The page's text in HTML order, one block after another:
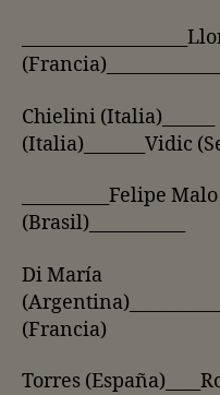
Chielini
(Italia)_______Vidic
__________Felipe
(Brasil)___________
Di María
(Francia)
Torres